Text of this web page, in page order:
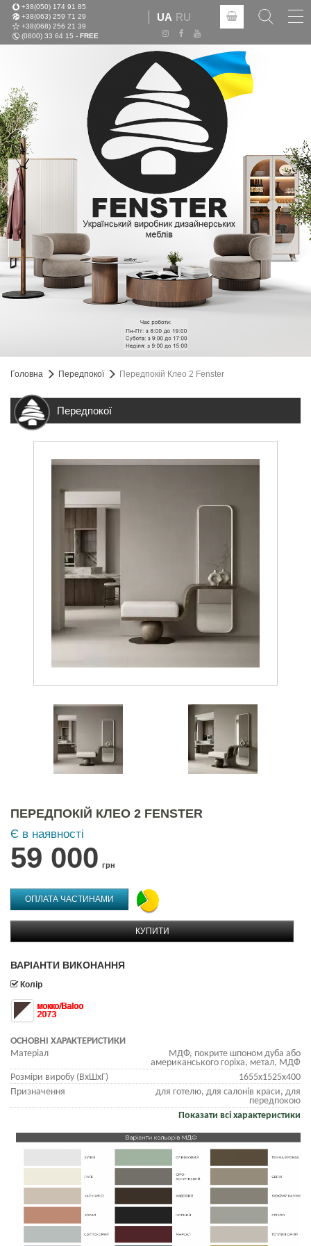
+38(050) 174 91 85
+38(063) 259 71 29
+38(068) 256 21 39
(0800) 33 64 15 - FREE
UA RU
Головна Передпокої Передпокій Клео 2 Fenster
Передпокої
ПЕРЕДПОКІЙ КЛЕО 2 FENSTER
Є в наявності
59 000 грн
ОПЛАТА ЧАСТИНАМИ
КУПИТИ
ВАРІАНТИ ВИКОНАННЯ
Колір
мокко/Baloo
2073
ОСНОВНІ ХАРАКТЕРИСТИКИ
Матеріал
МДФ, покрите шпоном дуба або
американського горіха, метал, МДФ
Розміри виробу (ВхШхГ)
1655х1525х400
Призначення
для готелю, для салонів краси, для
передпокою
Показати всі характеристики